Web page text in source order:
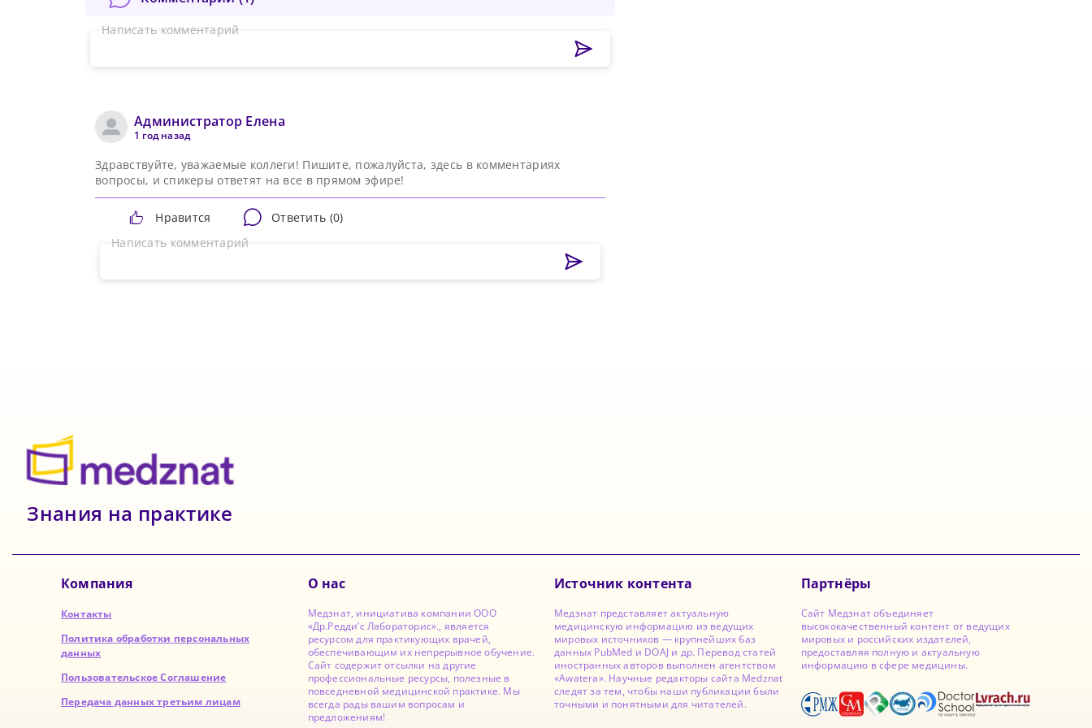
Написать комментарий
Администратор Елена
1 год назад
Здравствуйте, уважаемые коллеги! Пишите, пожалуйста, здесь в комментариях
вопросы, и спикеры ответят на все в прямом эфире!
Нравится Ответить (0)
Написать комментарий
Знания на практике
Компания
Контакты
Политика обработки персональных
данных
Пользовательское Соглашение
Передача данных третьим лицам
О нас
Медзнат, инициатива компании ООО
«Др.Редди’с Лабораторис»., является
ресурсом для практикующих врачей,
обеспечивающим их непрерывное обучение.
Сайт содержит отсылки на другие
профессиональные ресурсы, полезные в
повседневной медицинской практике. Мы
всегда рады вашим вопросам и
предложениям!
Источник контента
Медзнат представляет актуальную
медицинскую информацию из ведущих
мировых источников — крупнейших баз
данных PubMed и DOAJ и др. Перевод статей
иностранных авторов выполнен агентством
«Awatera». Научные редакторы сайта Medznat
следят за тем, чтобы наши публикации были
точными и понятными для читателей.
Партнёры
Сайт Медзнат объединяет
высококачественный контент от ведущих
мировых и российских издателей,
предоставляя полную и актуальную
информацию в сфере медицины.